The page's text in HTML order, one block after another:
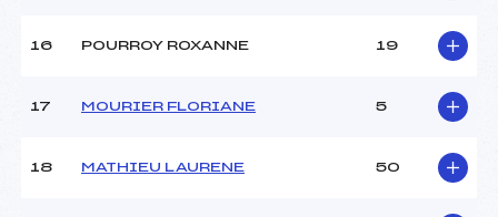
Pénalité appliquée :
59.2300
16 POURROY ROXANNE 19
17 MOURIER FLORIANE 5
18 MATHIEU LAURENE 50